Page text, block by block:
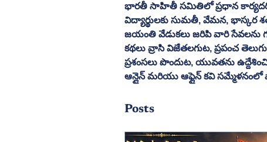
భారతీ సాహితీ సమితిలో ప్రధాన
విద్యార్థులకు సుమతీ, వేమన, భాస్కర
జయంతి వేడుకలు జరిపి వారి సేవలను
కథలు వ్రాసి విజేతలగుట, ప్రపంచ
ప్రశంసలు పొందుట, యువతను
ఆన్లైన్ మరియు ఆఫ్లైన్ కవి
Posts